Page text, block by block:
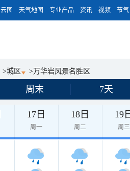
云图 天气地图 专业产品 资讯 视频 节气
>城区 > 万华岩风景名胜区
周末 7天
17日
周一
18日
周二
19
周三